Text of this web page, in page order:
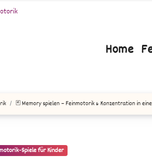
Home
🃏 Memory spielen – Feinmotorik & Konzentration in
Spiele für Kinder